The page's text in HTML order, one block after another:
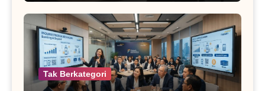
Tak Berkategori